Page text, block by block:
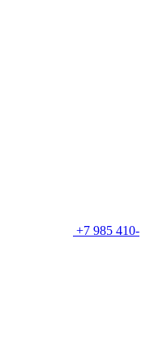
+7 985 410-